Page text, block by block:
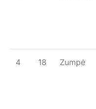
4 18 Zumpė